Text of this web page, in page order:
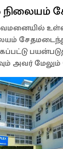
நிலையம்
அவர் மேலும்